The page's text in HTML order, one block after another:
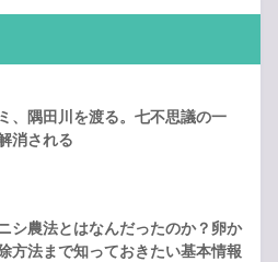
、隅田川を渡る。七不思議の一
消される
シ農法とはなんだったのか？卵か
方法まで知っておきたい基本情報